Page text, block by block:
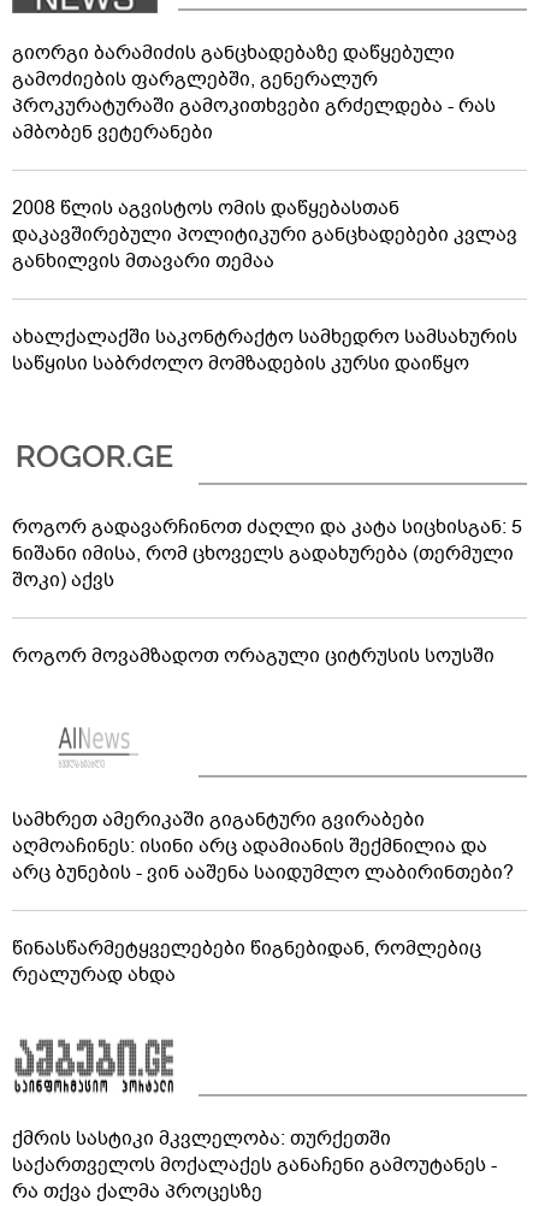
გიორგი ბარამიძის განცხადებაზე დაწყებული
გამოძიების ფარგლებში, გენერალურ
პროკურატურაში გამოკითხვები გრძელდება - რას
ამბობენ ვეტერანები
2008 წლის აგვისტოს ომის დაწყებასთან
დაკავშირებული პოლიტიკური განცხადებები კვლავ
განხილვის მთავარი თემაა
ახალქალაქში საკონტრაქტო სამხედრო სამსახურის
საწყისი საბრძოლო მომზადების კურსი დაიწყო
როგორ გადავარჩინოთ ძაღლი და კატა სიცხისგან: 5
ნიშანი იმისა, რომ ცხოველს გადახურება (თერმული
შოკი) აქვს
როგორ მოვამზადოთ ორაგული ციტრუსის სოუსში
სამხრეთ ამერიკაში გიგანტური გვირაბები
აღმოაჩინეს: ისინი არც ადამიანის შექმნილია და
არც ბუნების - ვინ ააშენა საიდუმლო ლაბირინთები?
წინასწარმეტყველებები წიგნებიდან, რომლებიც
რეალურად ახდა
ქმრის სასტიკი მკვლელობა: თურქეთში
საქართველოს მოქალაქეს განაჩენი გამოუტანეს -
რა თქვა ქალმა პროცესზე